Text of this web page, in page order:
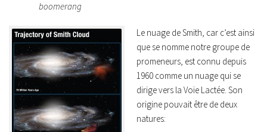
boomerang
Le nuage de Smith, car c’est ainsi
que se nomme notre groupe de
promeneurs, est connu depuis
1960 comme un nuage qui se
dirige vers la Voie Lactée. Son
origine pouvait être de deux
natures: